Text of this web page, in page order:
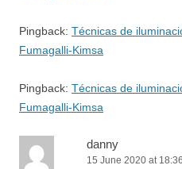
Pingback: Técnicas de
Fumagalli-Kimsa
Pingback: Técnicas de
Fumagalli-Kimsa
danny
15 June 2020 at 18:36